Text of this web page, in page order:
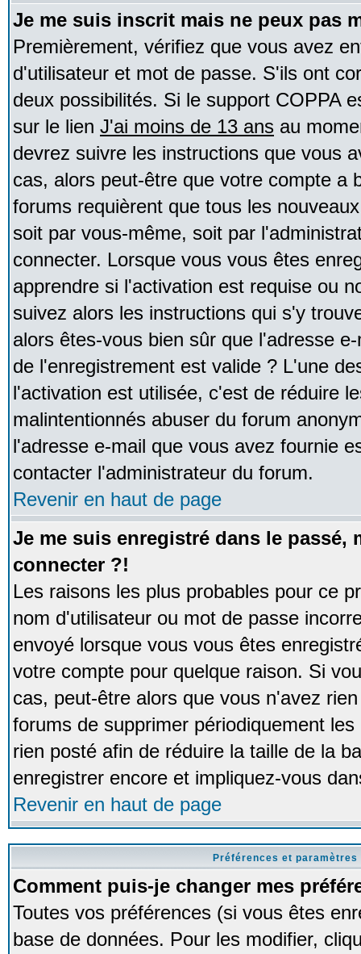
Je me suis inscrit mais ne peux pas
Premièrement, vérifiez que vous avez
d'utilisateur et mot de passe. S'ils ont
deux possibilités. Si le support COPPA
sur le lien J'ai moins de 13 ans au
devrez suivre les instructions que vous
cas, alors peut-être que votre compte a
forums requièrent que tous les
soit par vous-même, soit par
connecter. Lorsque vous vous êtes
apprendre si l'activation est requise ou
suivez alors les instructions qui s'y
alors êtes-vous bien sûr que l'adresse
de l'enregistrement est valide ? L'une
l'activation est utilisée, c'est de réduire
malintentionnés abuser du forum
l'adresse e-mail que vous avez fournie
contacter l'administrateur du forum.
Revenir en haut de page
Je me suis enregistré dans le passé,
connecter ?!
Les raisons les plus probables pour ce
nom d'utilisateur ou mot de passe
envoyé lorsque vous vous êtes
votre compte pour quelque raison. Si
cas, peut-être alors que vous n'avez
forums de supprimer périodiquement
rien posté afin de réduire la taille de la
enregistrer encore et impliquez-vous
Revenir en haut de page
Préférences et
Comment puis-je changer mes
Toutes vos préférences (si vous êtes
base de données. Pour les modifier,